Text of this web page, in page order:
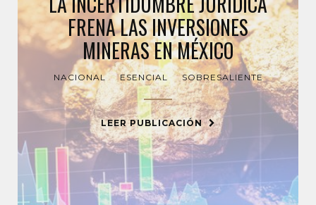
FRENA LAS INVERSIONES
MINERAS EN MÉXICO
NACIONAL ESENCIAL SOBRESALIENTE
LEER PUBLICACIÓN